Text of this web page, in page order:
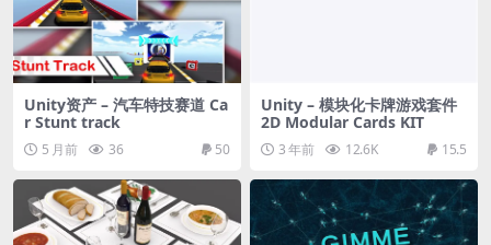
Unity资产 – 汽车特技赛道 Ca
r Stunt track
5 月前 36 50
Unity – 模块化卡牌游戏套件
2D Modular Cards KIT
3 年前 12.6K 15.5